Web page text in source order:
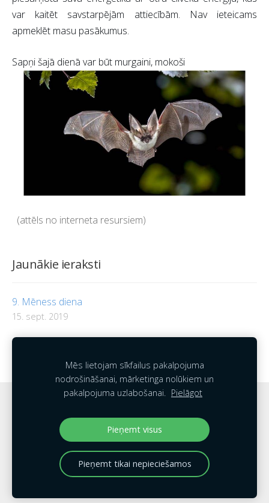
Jaunākie ieraksti
9. Mēness diena
15. sept. 2019
Cilvēka raksturojums pēc dzimšanas datumam
atbilstošās Mēness dienas
var kaitēt savstarpējām attiecībām. Nav ieteicams
apmeklēt masu pasākumus.
Sapņi šajā dienā var būt murgaini, mokoši
(attēls no interneta resursiem)
Mēs lietojam sīkfailus pakalpojuma
nodrošināšanai, mārketinga nolūkiem un
pakalpojuma uzlabošanai. Pielāgot
Pieņemt visus
Pieņemt tikai nepieciešamos